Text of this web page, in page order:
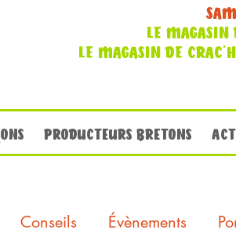
LE MAGASIN
LE MAGASIN DE
PRODUCTEURS BRETONS
Conseils Évènements